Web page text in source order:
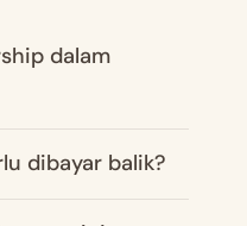
dalam
dibayar balik?